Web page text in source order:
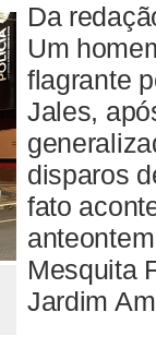
Da
Um
flagrante
Jales,
disparos
fato
Mesquita
Jardim